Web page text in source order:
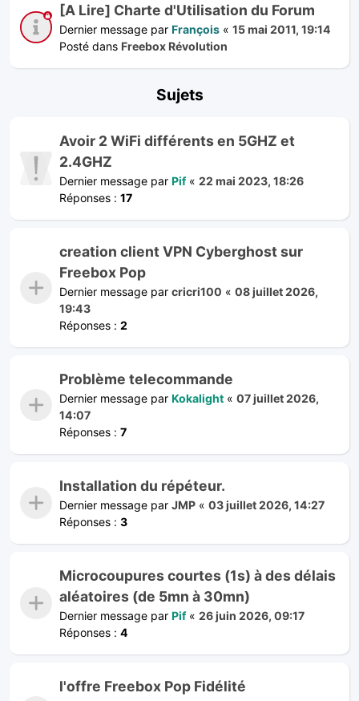
[A Lire] Charte d'Utilisation du Forum
Dernier message par François « 15 mai 2011, 19:14
Posté dans Freebox Révolution
Sujets
Avoir 2 WiFi différents en 5GHZ et
2.4GHZ
Dernier message par Pif« 22 mai 2023, 18:26
Réponses : 17
creation client VPN Cyberghost sur
Freebox Pop
Dernier message par cricri100 « 08 juillet 2026,
19:43
Réponses : 2
Problème telecommande
Dernier message par Kokalight « 07 juillet 2026,
14:07
Réponses : 7
Installation du répéteur.
Dernier message par JMP « 03 juillet 2026, 14:27
Réponses : 3
Microcoupures courtes (1s) à des délais
aléatoires (de 5mn à 30mn)
Dernier message par Pif« 26 juin 2026, 09:17
Réponses : 4
l'offre Freebox Pop Fidélité